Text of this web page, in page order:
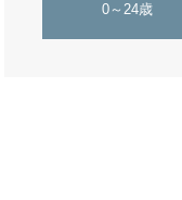
0～24歳